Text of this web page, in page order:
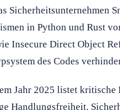
Sicherheitsunternehmen
in Python und Rust
Insecure Direct Object
des Codes
Jahr 2025 listet kritische
Handlungsfreiheit.